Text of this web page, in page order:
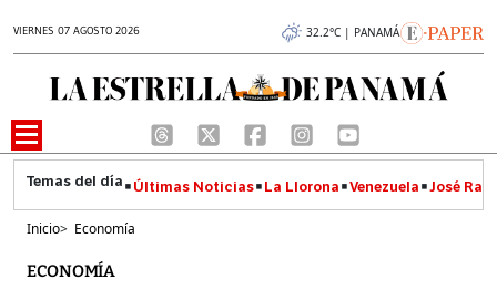
VIERNES 07 AGOSTO 2026 32.2°C | PANAMÁ
Últimas Noticias La Llorona Venezuela José
Inicio> Economía
ECONOMÍA